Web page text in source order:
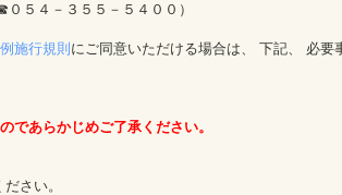
５４－３５５－５４００）
施行規則 にご同意いただける場合は、 下記、 必要
であらかじめご了承ください。
さい。